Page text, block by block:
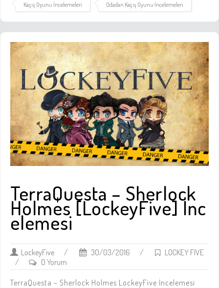
Kaçış Oyunu İncelemeleri Odadan Kaçış Oyunu İncelemeleri
TerraQuesta – Sherlock
Holmes [LockeyFive] İnc
elemesi
LockeyFive / 30/03/2016 /
LOCKEY FIVE
/
0 Yorum
TerraQuesta – Sherlock Holmes LockeyFive İncelemesi